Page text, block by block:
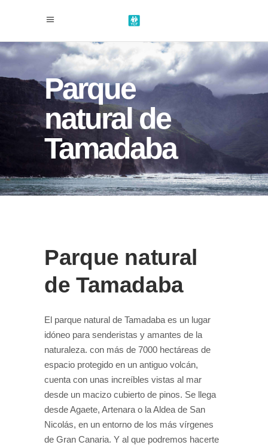
Parque
natural de
Tamadaba
Parque natural
de Tamadaba
El parque natural de Tamadaba es un lugar
idóneo para senderistas y amantes de la
naturaleza. con más de 7000 hectáreas de
espacio protegido en un antiguo volcán,
cuenta con unas increíbles vistas al mar
desde un macizo cubierto de pinos. Se llega
desde Agaete, Artenara o la Aldea de San
Nicolás, en un entorno de los más vírgenes
de Gran Canaria. Y al que podremos hacerte